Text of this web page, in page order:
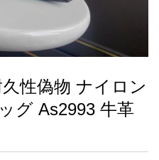
性偽物 ナイロン
グ As2993 牛革